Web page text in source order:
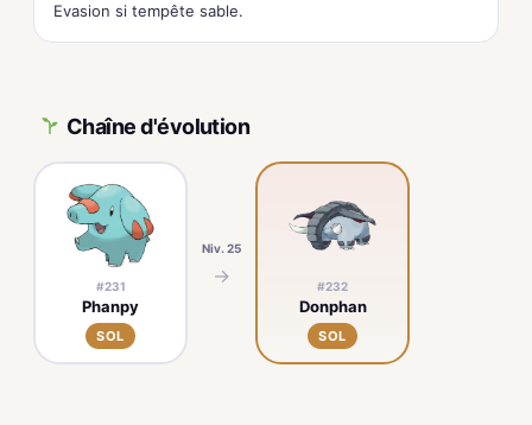
Evasion si tempête sable.
Chaîne d'évolution
#231
Phanpy
SOL
Niv. 25
→ #232
Donphan
SOL